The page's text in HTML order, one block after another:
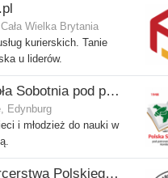
Wielka Brytania
kurierskich. Tanie
u liderów.
Polska Szkoła Sobotnia pod patronatem SPK w Edynburgu - Filia Stenhouse
Edynburg
i młodzież do nauki w
Związek Harcerstwa Polskiego w Wielkiej Brytanii